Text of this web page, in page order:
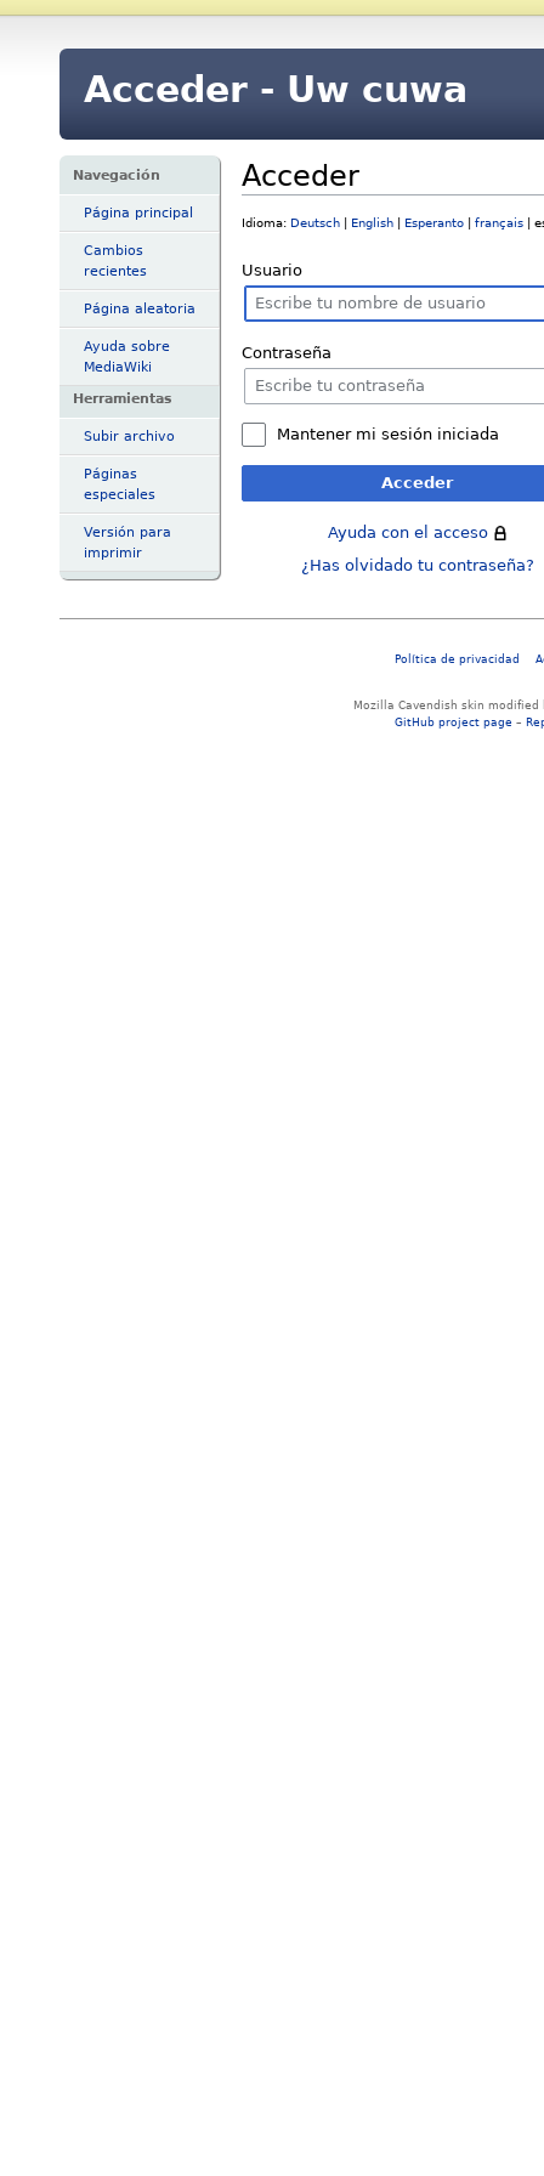
Acceder - Uw cuwa
Navegación
Página principal
Cambios
recientes
Página aleatoria
Ayuda sobre
MediaWiki
Herramientas
Subir archivo
Páginas
especiales
Versión para
imprimir
Acceder
Idioma: Deutsch| English| Esperanto| français|
Usuario
Contraseña
Mantener mi sesión iniciada
Acceder
Ayuda con el acceso
¿Has olvidado tu contraseña?
Política de privacidad
Mozilla Cavendish skin modified
GitHub project page –